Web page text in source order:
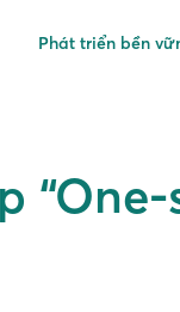
Phát triển bền